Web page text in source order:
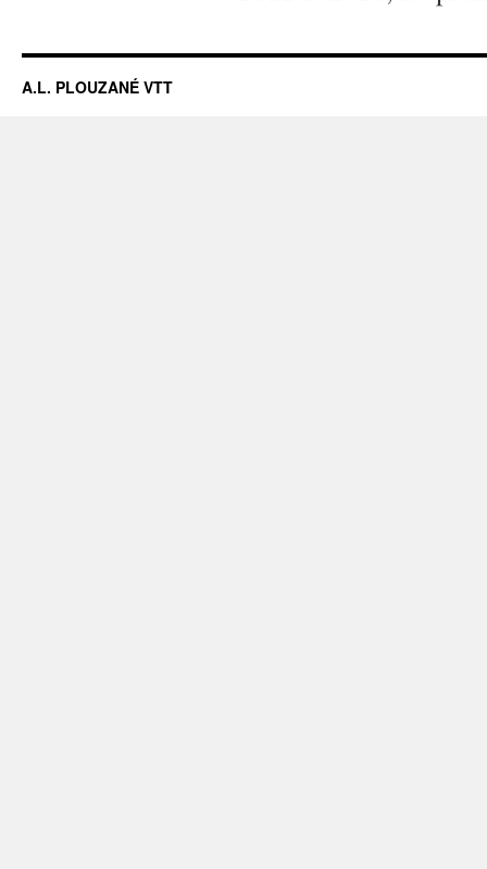
A.L. PLOUZANÉ VTT